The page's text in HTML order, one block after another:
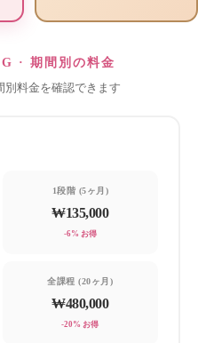
· 期間別の料金
別料金を確認できます
1段階 (5ヶ月)
₩135,000
-6% お得
全課程 (20ヶ月)
₩480,000
-20% お得